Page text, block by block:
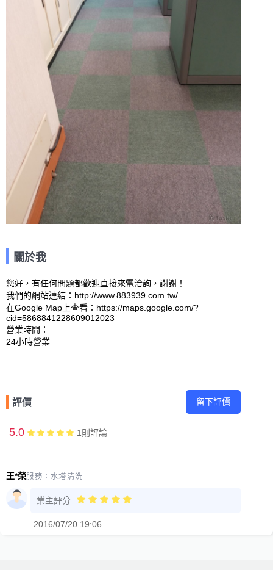
關於我
您好，有任何問題都歡迎直接來電洽詢，謝謝！
我們的網站連結：http://www.883939.com.tw/
在Google Map上查看：https://maps.google.com/?
cid=5868841228609012023
營業時間：
評價 留下評價
5.0 1 則評論
王*榮服務： 水塔清洗
業主評分
2016/07/20 19:06